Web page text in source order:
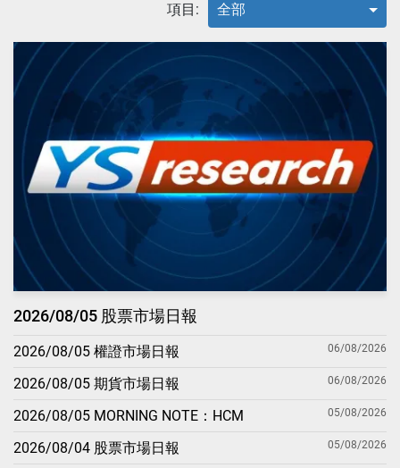
項目: 全部
2026/08/05 股票市場日報
2026/08/05 權證市場日報 06/08/2026
2026/08/05 期貨市場日報 06/08/2026
2026/08/05 MORNING NOTE：HCM 05/08/2026
2026/08/04 股票市場日報 05/08/2026